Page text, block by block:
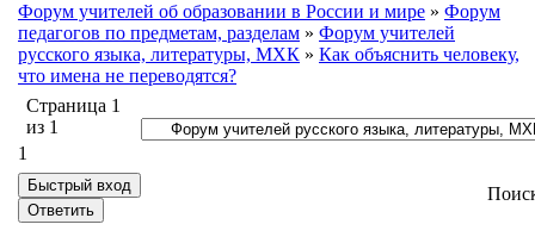
Форум учителей об образовании в России и мире » Форум
педагогов по предметам, разделам » Форум учителей
русского языка, литературы, МХК » Как объяснить человеку,
что имена не переводятся?
Страница 1
из 1
1